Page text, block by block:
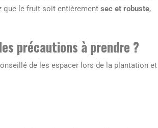
que le fruit soit entièrement sec et robuste,
précautions à prendre ?
de les espacer lors de la plantation et